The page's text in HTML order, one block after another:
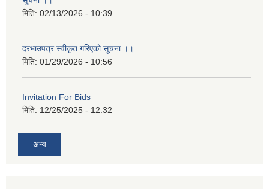
मिति: 02/13/2026 - 10:39
दरभाउपत्र स्वीकृत गरिएको सूचना ।।
मिति: 01/29/2026 - 10:56
Invitation For Bids
मिति: 12/25/2025 - 12:32
अन्य